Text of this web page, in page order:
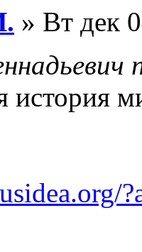
» Вт дек
история